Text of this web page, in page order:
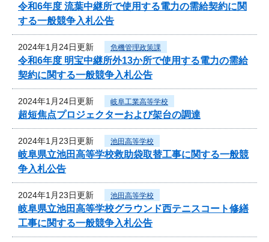
令和6年度 流葉中継所で使用する電力の需給契約に関
する一般競争入札公告
2024年1月24日更新 危機管理政策課
令和6年度 明宝中継所外13か所で使用する電力の需給
契約に関する一般競争入札公告
2024年1月24日更新 岐阜工業高等学校
超短焦点プロジェクターおよび架台の調達
2024年1月23日更新 池田高等学校
岐阜県立池田高等学校救助袋取替工事に関する一般競
争入札公告
2024年1月23日更新 池田高等学校
岐阜県立池田高等学校グラウンド西テニスコート修繕
工事に関する一般競争入札公告